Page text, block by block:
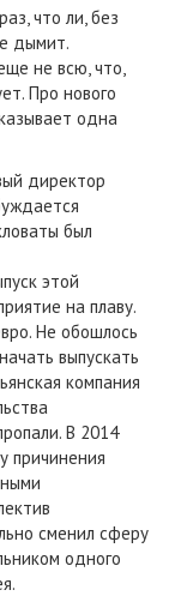
что ли, без
дымит.
не всю, что,
Про нового
одна
директор
был
этой
на плаву.
Не обошлось
выпускать
компания
В 2014
причинения
сменил сферу
одного